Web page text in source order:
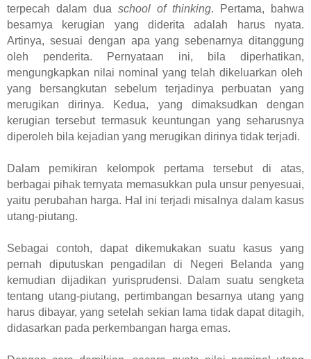
terpecah dalam dua school of thinking. Pertama, bahwa
besarnya kerugian yang diderita adalah harus nyata.
Artinya, sesuai dengan apa yang sebenarnya ditanggung
oleh penderita.
Pernyataan ini, bila diperhatikan,
mengungkapkan nilai nominal yang telah dikeluarkan oleh
yang bersangkutan sebelum terjadinya perbuatan yang
merugikan dirinya. Kedua, yang dimaksudkan dengan
kerugian tersebut termasuk keuntungan yang seharusnya
diperoleh bila kejadian yang merugikan dirinya tidak terjadi.
Dalam pemikiran kelompok pertama tersebut di atas,
berbagai pihakternyata memasukkan pula unsur penyesuai,
yaitu perubahan harga. Hal ini terjadi misalnya dalam kasus
utang-piutang.
Sebagai contoh, dapat dikemukakan suatu kasus yang
pernah diputuskan pengadilan di Negeri Belanda yang
kemudian dijadikan yurisprudensi.
Dalam suatu sengketa
tentang utang-piutang, pertimbangan besarnya utangyang
harus dibayar, yang setelah sekian lama tidak dapat ditagih,
didasarkan pada perkembangan harga emas.